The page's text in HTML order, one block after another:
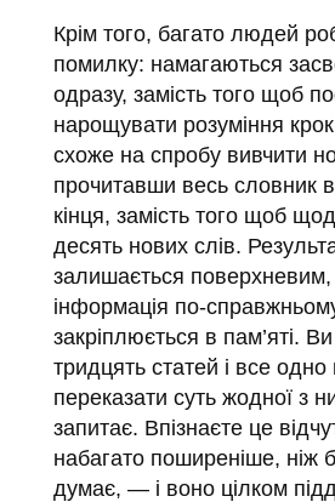
Крім того, багато людей
помилку: намагаються
одразу, замість того щоб
нарощувати розуміння
схоже на спробу вивчити
прочитавши весь словник
кінця, замість того щоб
десять нових слів.
залишається
інформація по-
закріплюється в пам’яті.
тридцять статей і все одно
переказати суть жодної з
запитає. Впізнаєте це
набагато поширеніше, ніж
думає, — і воно цілком